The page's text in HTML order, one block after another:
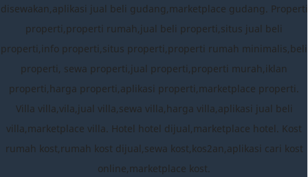
disewakan,aplikasi jual beli gudang,marketplace gudang. Properti
properti,properti rumah,jual beli properti,situs jual beli
properti,info properti,situs properti,properti rumah minimalis,beli
properti, sewa properti,jual properti,properti murah,iklan
properti,harga properti,aplikasi properti,marketplace properti.
Villa villa,vila,jual villa,sewa villa,harga villa,aplikasi jual beli
villa,marketplace villa. Hotel hotel dijual,marketplace hotel. Kost
rumah kost,rumah kost dijual,sewa kost,kos2an,aplikasi cari kost
online,marketplace kost.